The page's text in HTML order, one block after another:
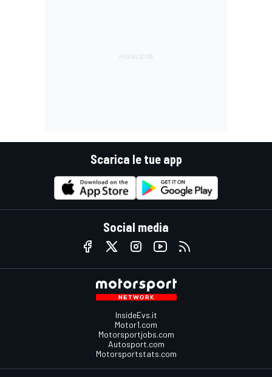
Scarica le tue app
Social media
InsideEvs.it
Motor1.com
Motorsportjobs.com
Autosport.com
Motorsportstats.com